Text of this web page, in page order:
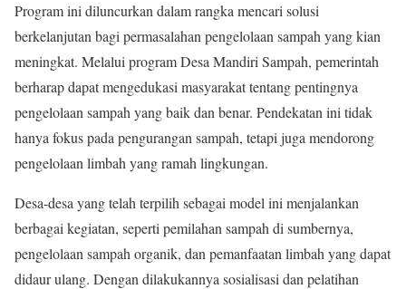
Program ini diluncurkan dalam rangka mencari solusi
berkelanjutan bagi permasalahan pengelolaan sampah yang kian
meningkat. Melalui program Desa Mandiri Sampah, pemerintah
berharap dapat mengedukasi masyarakat tentang pentingnya
pengelolaan sampah yang baik dan benar. Pendekatan ini tidak
hanya fokus pada pengurangan sampah, tetapi juga mendorong
pengelolaan limbah yang ramah lingkungan.
Desa-desa yang telah terpilih sebagai model ini menjalankan
berbagai kegiatan, seperti pemilahan sampah di sumbernya,
pengelolaan sampah organik, dan pemanfaatan limbah yang dapat
didaur ulang. Dengan dilakukannya sosialisasi dan pelatihan